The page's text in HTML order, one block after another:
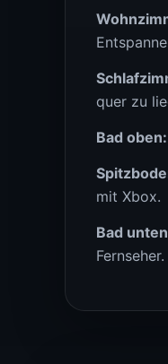
quer zu
Bad oben:
mit Xbox.
Bad
Fernseher.